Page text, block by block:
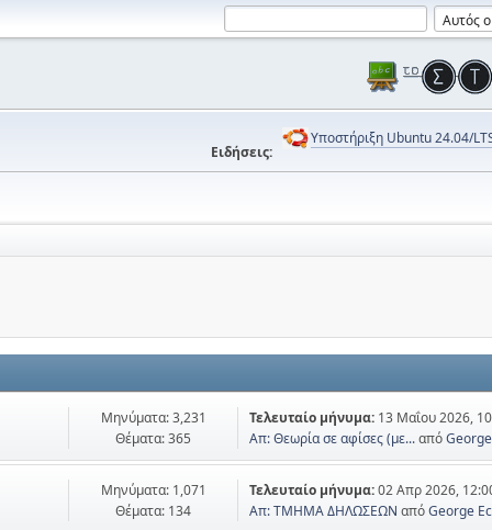
Ειδήσεις:
Υποστήριξη Ubuntu 24.04/
Μηνύματα: 3,231
Θέματα: 365
Τελευταίο μήνυμα: 13 Μαΐου 2026,
Απ: Θεωρία σε αφίσες (με...από
Μηνύματα: 1,071
Θέματα: 134
Τελευταίο μήνυμα:02 Απρ 2026,
Απ: ΤΜΗΜΑ ΔΗΛΩΣΕΩΝ απόGeorge